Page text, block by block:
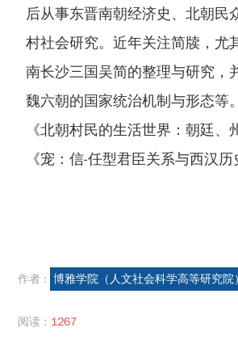
后从事东晋南朝经济史、北朝民
村社会研究。近年关注简牍，尤
南长沙三国吴简的整理与研究，
魏六朝的国家统治机制与形态等
《北朝村民的生活世界：朝廷、
《宠：信-任型君臣关系与西汉历
作者 : 博雅学院（人文社会科学高等研究院）
阅读 : 1267